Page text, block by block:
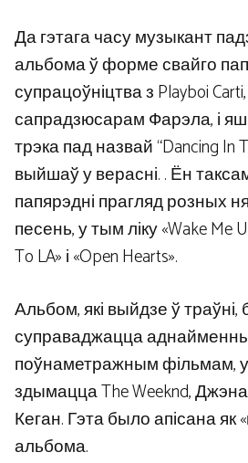
Да гэтага часу музыкант
альбома ў форме свайго
супрацоўніцтва з Playboi Carti,
сапрадзюсарам Фарэла, і
трэка пад назвай “Dancing In
выйшаў у верасні. . Ён
папярэдні прагляд розных
песень, у тым ліку «Wake Me
To LA» і «Open Hearts».
Альбом, які выйдзе ў траўні,
суправаджацца
поўнаметражным фільмам, у
здымацца The Weeknd,
Кеган. Гэта было апісана
альбома.